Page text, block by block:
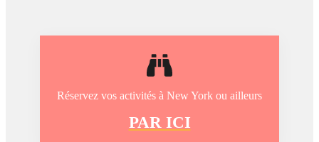
Réservez vos activités à New York ou ailleurs
PAR ICI